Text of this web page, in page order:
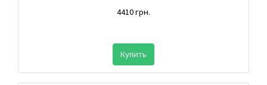
4410 грн.
Купить